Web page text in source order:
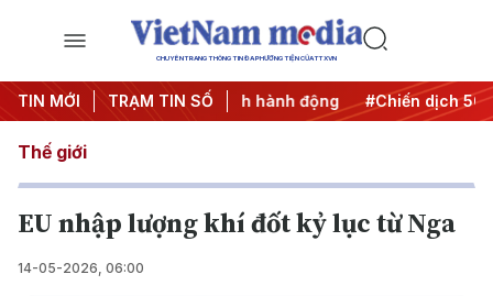
CHUYÊN TRANG THÔNG TIN ĐA PHƯƠNG TIỆN CỦA TTXVN
TIN MỚI TRẠM TIN SỐ
#Đưa Nghị quyết thành hành động #Chiến dịch 500 ngày
Thế giới
EU nhập lượng khí đốt kỷ lục từ Nga
14-05-2026, 06:00